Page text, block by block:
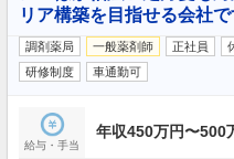
リア構築を目指せる会社で
調剤薬局 一般薬剤師 正社員
研修制度
車通勤可
給与・手当
年収450万円〜500